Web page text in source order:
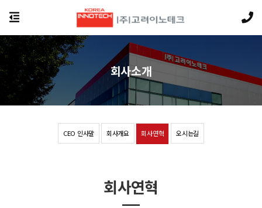
CEO 인사말 회사개요 회사연혁 오시는길
회사소개
회사연혁